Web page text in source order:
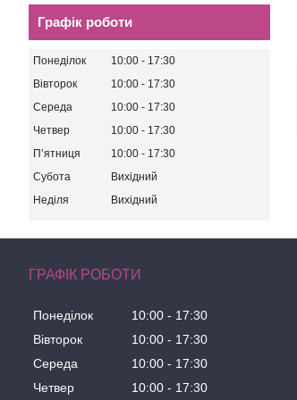
Графік роботи
Понеділок 10:00
17:30
Вівторок
10:00
17:30
Середа
10:00
17:30
Четвер
10:00
17:30
Пʼятниця
10:00
17:30
Субота
Вихідний
Неділя
Вихідний
ГРАФІК РОБОТИ
Понеділок 10:00
17:30
Вівторок
10:00
17:30
Середа
10:00
17:30
Четвер
10:00 17:30